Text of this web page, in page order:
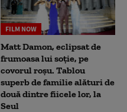
FILM NOW
Matt Damon, eclipsat de
frumoasa lui soție, pe
covorul roșu. Tablou
superb de familie alături de
două dintre fiicele lor, la
Seul